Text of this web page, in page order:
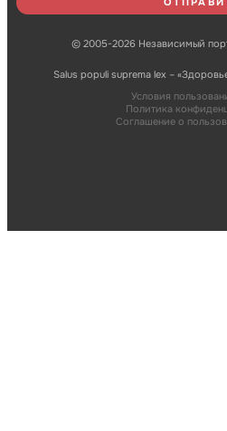
© 2005-2026 Независимый
Salus populi suprema lex –
Условия
Политика
Соглашение о